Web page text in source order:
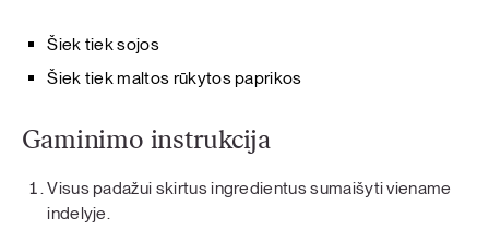
Šiek tiek sojos
Šiek tiek maltos rūkytos paprikos
Gaminimo instrukcija
Visus padažui skirtus ingredientus sumaišyti viename
indelyje.